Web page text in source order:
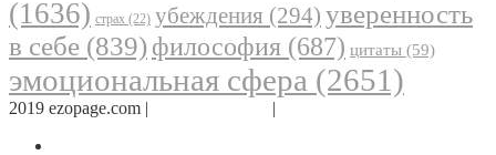
(1636) страх (22) убеждения (294) уверенность
в себе (839) философия (687) цитаты (59)
эмоциональная сфера (2651)
2019 ezopage.com | |